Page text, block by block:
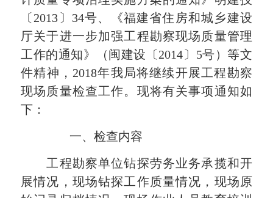
〔2013〕34号、《福建省住房和城乡建设
厅关于进一步加强工程勘察现场质量管理
工作的通知》（闽建设〔2014〕5号）等文
件精神，2018年我局将继续开展工程勘察
现场质量检查工作。现将有关事项通知如
下：
一、检查内容
工程勘察单位钻探劳务业务承揽和开
展情况，现场钻探工作质量情况，现场原